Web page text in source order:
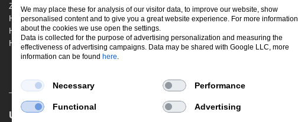
Zur Kasse
Hinweis zur Altölentsorgung
Hinweis zur Batterieentsorgung
Händler werden
Jobs
Newsletter
UNSERE BELIEBTESTEN PRODUKTE
We may place these for analysis of our visitor data, to improve our website, show
personalised content and to give you a great website experience. For more information
about the cookies we use open the settings.
Data is collected for the purpose of advertising personalization and measuring the
effectiveness of advertising campaigns. Data may be shared with Google LLC, more
information can be found here.
Necessary Performance
Functional Advertising